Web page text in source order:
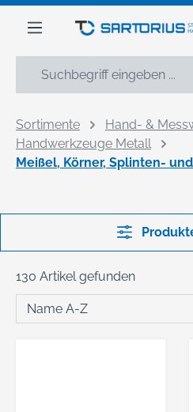
springen
Sortimente
Hand- &
Handwerkzeuge Metall
Meißel, Körner, Splinten-
130 Artikel gefunden